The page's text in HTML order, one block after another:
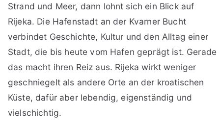
Strand und Meer, dann lohnt sich ein Blick auf
Rijeka. Die Hafenstadt an der Kvarner Bucht
verbindet Geschichte, Kultur und den Alltag einer
Stadt, die bis heute vom Hafen geprägt ist. Gerade
das macht ihren Reiz aus. Rijeka wirkt weniger
geschniegelt als andere Orte an der kroatischen
Küste, dafür aber lebendig, eigenständig und
vielschichtig.